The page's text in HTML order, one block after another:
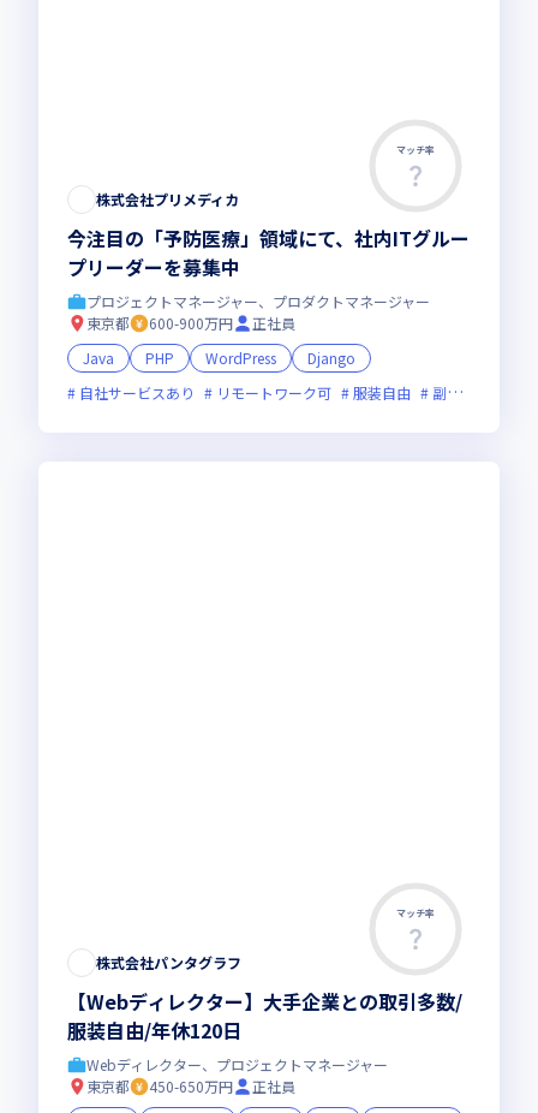
マッチ率
株式会社プリメディカ
今注目の「予防医療」領域にて、社内ITグルー
プリーダーを募集中
プロジェクトマネージャー、プロダクトマネージャー
東京都
600-900万円
正社員
Java
PHP WordPress
Django
自社サービスあり
リモートワーク可 服装自由 副業可
マッチ率
株式会社パンタグラフ
【Webディレクター】大手企業との取引多数/
服装自由/年休120日
Webディレクター、プロジェクトマネージャー
東京都
450-650万円
正社員